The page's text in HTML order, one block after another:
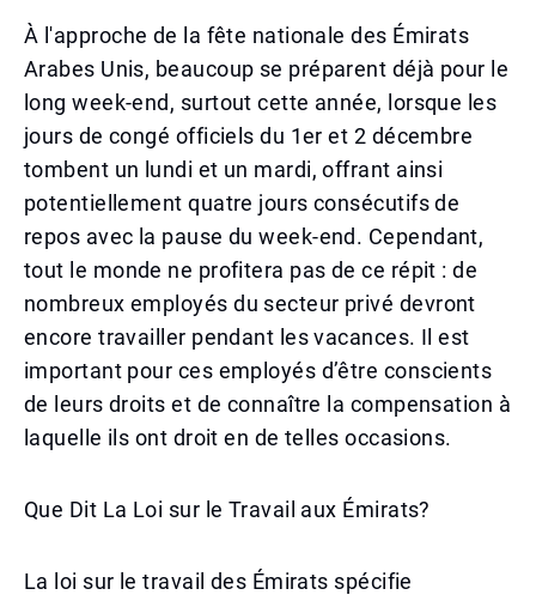
À l'approche de la fête nationale des Émirats
Arabes Unis, beaucoup se préparent déjà pour le
long week-end, surtout cette année, lorsque les
jours de congé officiels du 1er et 2 décembre
tombent un lundi et un mardi, offrant ainsi
potentiellement quatre jours consécutifs de
repos avec la pause du week-end. Cependant,
tout le monde ne profitera pas de ce répit : de
nombreux employés du secteur privé devront
encore travailler pendant les vacances. Il est
important pour ces employés d’être conscients
de leurs droits et de connaître la compensation à
laquelle ils ont droit en de telles occasions.
Que Dit La Loi sur le Travail aux Émirats?
La loi sur le travail des Émirats spécifie